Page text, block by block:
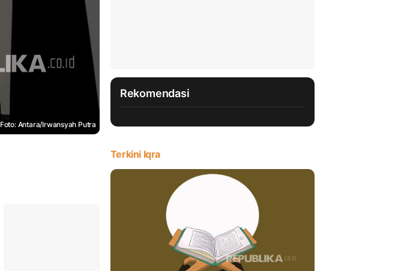
Foto: Antara/Irwansyah Putra
Rekomendasi
Terkini Iqra